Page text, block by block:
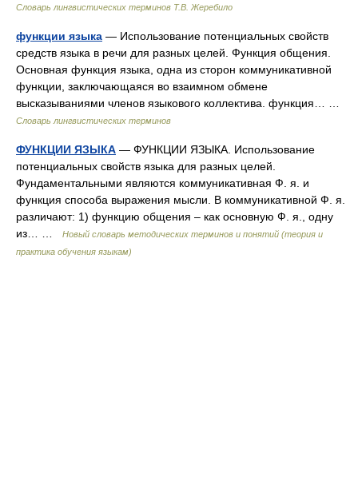
Словарь лингвистических терминов Т.В. Жеребило
функции языка — Использование потенциальных свойств
средств языка в речи для разных целей. Функция общения.
Основная функция языка, одна из сторон коммуникативной
функции, заключающаяся во взаимном обмене
высказываниями членов языкового коллектива. функция… …
Словарь лингвистических терминов
ФУНКЦИИ ЯЗЫКА — ФУНКЦИИ ЯЗЫКА. Использование
потенциальных свойств языка для разных целей.
Фундаментальными являются коммуникативная Ф. я. и
функция способа выражения мысли. В коммуникативной Ф. я.
различают: 1) функцию общения – как основную Ф. я., одну
из… …
Новый словарь методических терминов и понятий (теория и
практика обучения языкам)